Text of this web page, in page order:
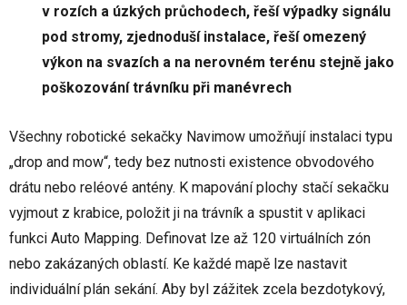
v rozích a úzkých průchodech, řeší výpadky signálu
pod stromy, zjednoduší instalace, řeší omezený
výkon na svazích a na nerovném terénu stejně jako
poškozování trávníku při manévrech
Všechny robotické sekačky Navimow umožňují instalaci typu
„drop and mow“, tedy bez nutnosti existence obvodového
drátu nebo reléové antény. K mapování plochy stačí sekačku
vyjmout z krabice, položit ji na trávník a spustit v aplikaci
funkci Auto Mapping. Definovat lze až 120 virtuálních zón
nebo zakázaných oblastí. Ke každé mapě lze nastavit
individuální plán sekání. Aby byl zážitek zcela bezdotykový,